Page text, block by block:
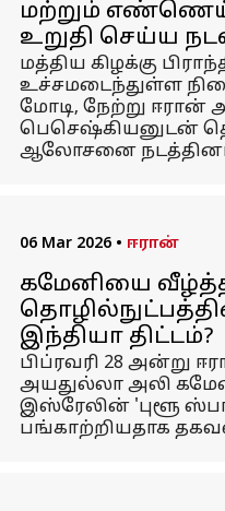
மற்றும்
உறுதி செய்ய
மத்திய கிழக்கு
உச்சமடைந்துள்ள
மோடி, நேற்று ஈரான்
பெசெஷ்கியனுடன்
ஆலோசனை
06 Mar 2026 • ஈரான்
கமேனியை
இந்தியா திட்டம்?
பிப்ரவரி 28 அன்று
அயதுல்லா அலி
இஸ்ரேலின் 'புளூ
பங்காற்றியதாக